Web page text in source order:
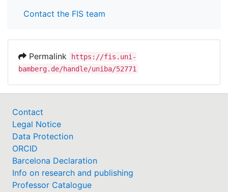
Contact the FIS team
Permalink
https://fis.uni-
bamberg.de/handle/uniba/52771
Contact
Legal Notice
Data Protection
ORCID
Barcelona Declaration
Info on research and publishing
Professor Catalogue